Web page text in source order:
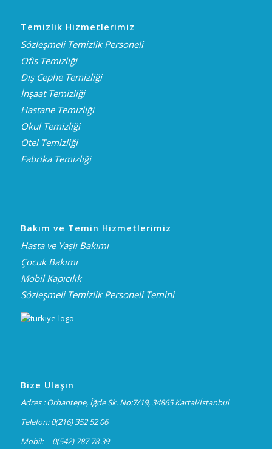
Temizlik Hizmetlerimiz
Sözleşmeli Temizlik Personeli
Ofis Temizliği
Dış Cephe Temizliği
İnşaat Temizliği
Hastane Temizliği
Okul Temizliği
Otel Temizliği
Fabrika Temizliği
Bakım ve Temin Hizmetlerimiz
Hasta ve Yaşlı Bakımı
Çocuk Bakımı
Mobil Kapıcılık
Sözleşmeli Temizlik Personeli Temini
Bize Ulaşın
Adres : Orhantepe, İğde Sk. No:7/19, 34865 Kartal/İstanbul
Telefon: 0(216) 352 52 06
Mobil: 0(542) 787 78 39